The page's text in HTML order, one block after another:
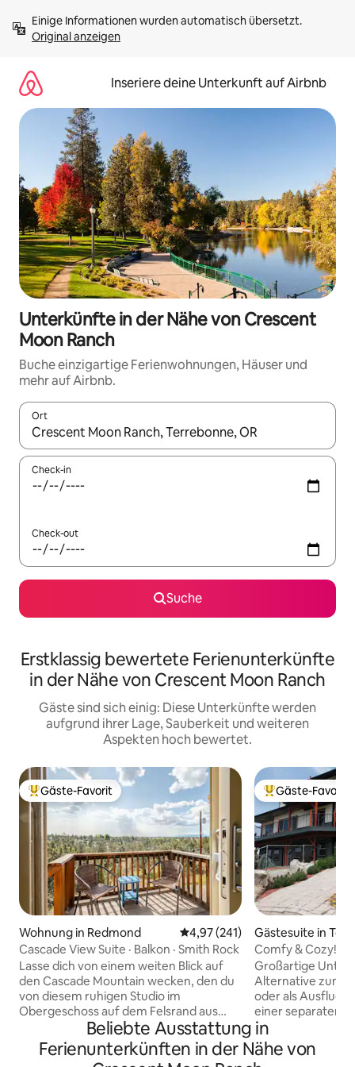
Inhalten
springenOriginal anzeigen
Inseriere deine Unterkunft auf Airbnb
Unterkünfte in der Nähe von Crescent
Moon Ranch
Buche einzigartige Ferienwohnungen, Häuser und
mehr auf Airbnb.
Ort
Wenn Ergebnisse verfügbar sind, navigiere mit den
Check-in
Check-out
Suche
Erstklassig bewertete Ferienunterkünfte
in der Nähe von Crescent Moon Ranch
Gäste sind sich einig: Diese Unterkünfte werden
aufgrund ihrer Lage, Sauberkeit und weiteren
Aspekten hoch bewertet.
Beliebter Gäste-Favorit.
Gäste-Favorit
Wohnung in Redmond Durchschnittliche Bewertung:
4,97 (241)
Cascade View Suite · Balkon · Smith Rock
Lasse dich von einem weiten Blick auf
den Cascade Mountain wecken, den du
von diesem ruhigen Studio im
Obergeschoss auf dem Felsrand aus
hast, nur wenige Minuten von der Stadt
entfernt. Betritt deinen privaten Balkon
und begib dich dann zum Smith Rock.
Beliebter Gäste-
Gäste-Favorit
Gästesuite in
Comfy & Cozy!
Großartige
Alternative zum
oder als
einer separaten,
eigenem Eingang
Genieße die
große Suite mit
Beliebte Ausstattung in
Ferienunterkünften in der Nähe von